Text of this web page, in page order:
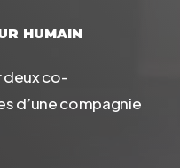
HUMAIN
deux co-
d’une compagnie